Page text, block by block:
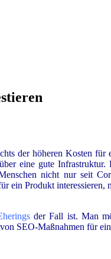
der höheren Kosten
eine gute
nicht nur seit
Produkt
der Fall ist. Man
SEO-Maßnahmen für